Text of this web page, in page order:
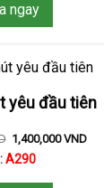
ngay
yêu đầu tiên
1,400,000VND
A290